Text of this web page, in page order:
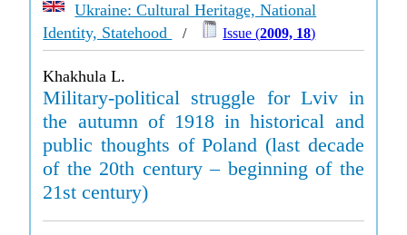
Ukraine: Cultural Heritage, National
Identity, Statehood
/ Issue (2009, 18)
Khakhula L.
Military-political struggle for Lviv in
the autumn of 1918 in historical and
public thoughts of Poland (last decade
of the 20th century – beginning of the
21st century)